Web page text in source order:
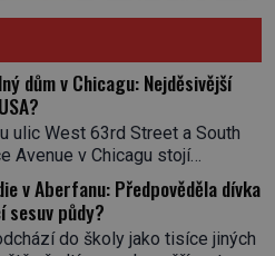
dům v Chicagu: Nejděsivější
ulic West 63rd Street a South
Avenue v Chicagu stojí
pošta. Nemá žádný speciální
pamětní desku. A přesto prý
neradi chodí do
Právě tady totiž sídlil sériový
v Aberfanu: Předpověděla dívka
půdy?
do školy jako tisíce jiných